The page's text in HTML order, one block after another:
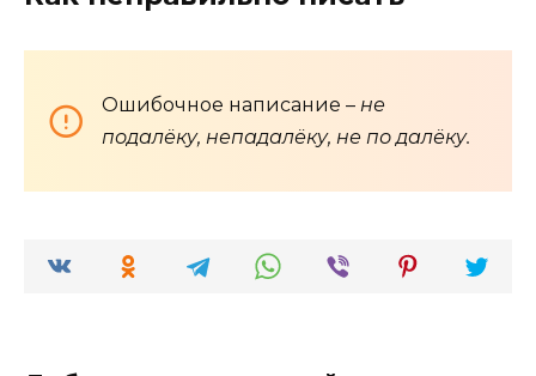
Ошибочное написание – не
подалёку, непадалёку, не по далёку.